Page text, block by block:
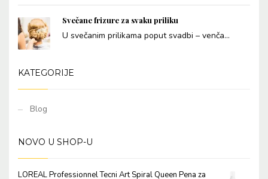
Svečane frizure za svaku priliku
U svečanim prilikama poput svadbi – venča...
KATEGORIJE
Blog
NOVO U SHOP-U
LOREAL Professionnel Tecni Art Spiral Queen Pena za